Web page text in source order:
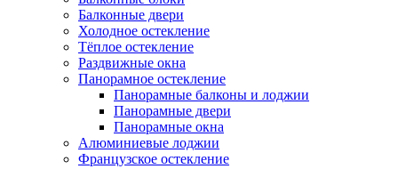
Балконные двери
Холодное остекление
Тёплое остекление
Раздвижные окна
Панорамное остекление
Панорамные балконы и лоджии
Панорамные двери
Панорамные окна
Алюминиевые лоджии
Французское остекление